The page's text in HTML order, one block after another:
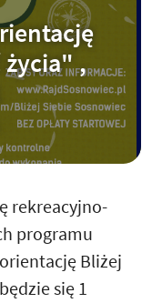
życia" ,
rekreacyjno-
programu
Bliżej
się 1